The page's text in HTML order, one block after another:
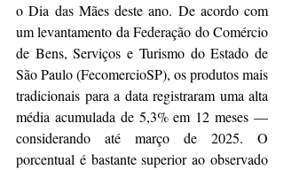
o Dia das Mães deste ano. De acordo com
um levantamento da Federação do Comércio
de Bens, Serviços e Turismo do Estado de
São Paulo (FecomercioSP), os produtos mais
tradicionais para a data registraram uma alta
média acumulada de 5,3% em 12 meses —
considerando até março de 2025. O
porcentual é bastante superior ao observado